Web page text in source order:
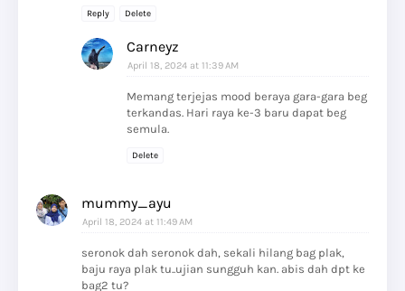
Reply Delete
Carneyz
April 18, 2024 at 11:39 AM
Memang terjejas mood beraya gara-gara beg
terkandas. Hari raya ke-3 baru dapat beg
semula.
Delete
mummy_ayu
April 18, 2024 at 11:49 AM
seronok dah seronok dah, sekali hilang bag plak,
baju raya plak tu..ujian sungguh kan. abis dah dpt ke
bag2 tu?